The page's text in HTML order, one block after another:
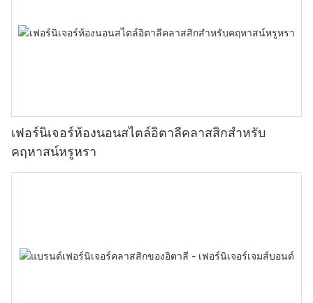
เฟอร์นิเจอร์ห้องนอนสไตล์อิตาลีคลาสสิกสำหรับ
คฤหาสน์หรูหรา